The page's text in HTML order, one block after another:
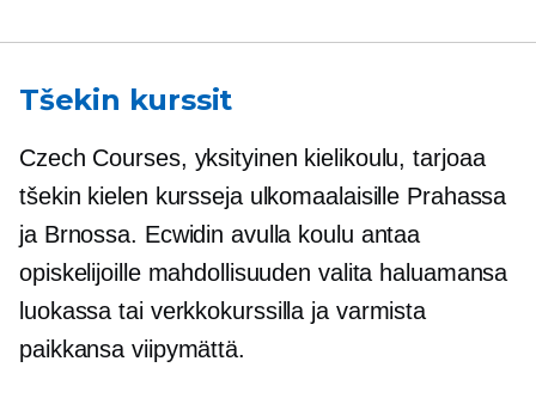
Tšekin kurssit
Czech Courses, yksityinen kielikoulu, tarjoaa
tšekin kielen kursseja ulkomaalaisille Prahassa
ja Brnossa. Ecwidin avulla koulu antaa
opiskelijoille mahdollisuuden valita haluamansa
luokassa tai verkkokurssilla ja varmista
paikkansa viipymättä.